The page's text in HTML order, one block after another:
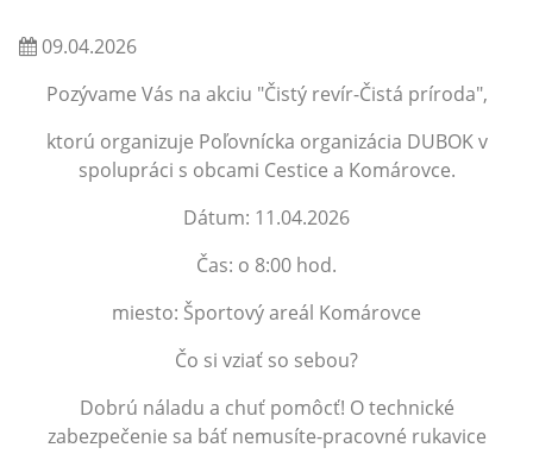
09.04.2026
Pozývame Vás na akciu "Čistý revír-Čistá príroda",
ktorú organizuje Poľovnícka organizácia DUBOK v
spolupráci s obcami Cestice a Komárovce.
Dátum: 11.04.2026
Čas: o 8:00 hod.
miesto: Športový areál Komárovce
Čo si vziať so sebou?
Dobrú náladu a chuť pomôcť! O technické
zabezpečenie sa báť nemusíte-pracovné rukavice